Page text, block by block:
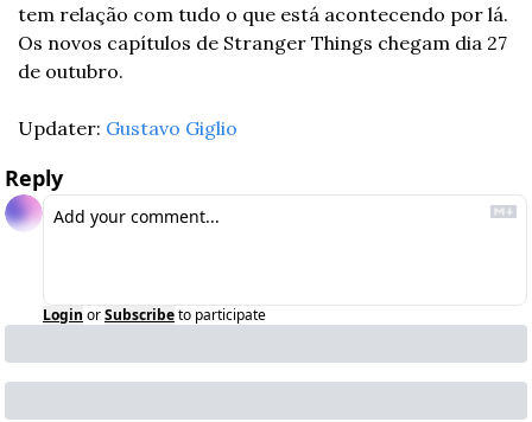
tem relação com tudo o que está acontecendo por lá.
Os novos capítulos de Stranger Things chegam dia 27
de outubro.
Updater: Gustavo Giglio
Reply
Login orSubscribeto participate